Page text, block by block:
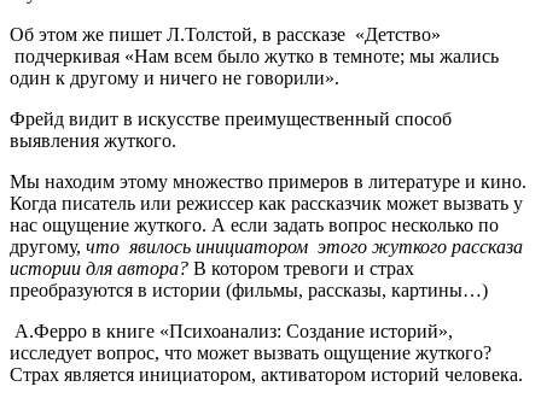
Об этом же пишет Л.Толстой, в рассказе «Детство»
подчеркивая «Нам всем было жутко в темноте; мы жались
один к другому и ничего не говорили».
Фрейд видит в искусстве преимущественный способ
выявления жуткого.
Мы находим этому множество примеров в литературе и кино.
Когда писатель или режиссер как рассказчик может вызвать у
нас ощущение жуткого. А если задать вопрос несколько по
другому, что явилось инициатором этого жуткого рассказа
истории для автора? В котором тревоги и страх
преобразуются в истории (фильмы, рассказы, картины…)
А.Ферро в книге «Психоанализ: Создание историй»,
исследует вопрос, что может вызвать ощущение жуткого?
Страх является инициатором, активатором историй человека.